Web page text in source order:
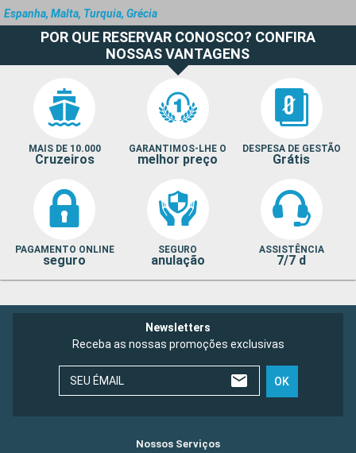
Espanha, Malta, Turquia, Grécia
POR QUE RESERVAR CONOSCO? CONFIRA
NOSSAS VANTAGENS
MAIS DE 10.000
Cruzeiros
GARANTIMOS-LHE O
melhor preço
DESPESA DE GESTÃO
Grátis
PAGAMENTO ONLINE
seguro
SEGURO
anulação
ASSISTÊNCIA
7/7 d
Newsletters
Receba as nossas promoções exclusivas
SEU ÉMAIL OK
Nossos Serviços